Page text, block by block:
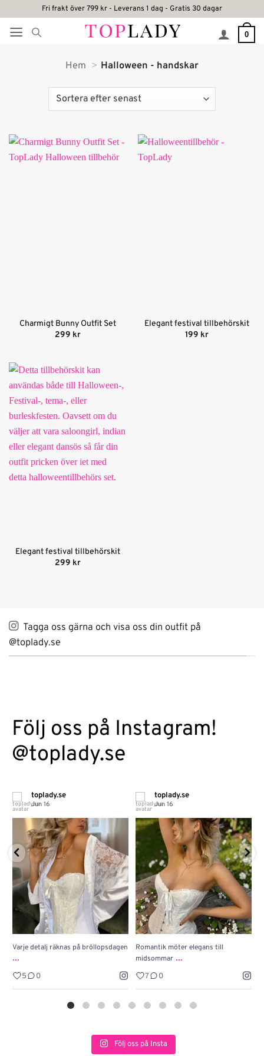
content
Fri frakt över 799 kr - Leverans 1 dag - Gratis 30 dagar
0
Hem Halloween - handskar
Charmigt Bunny Outfit Set
299 kr
Elegant festival tillbehörskit
199 kr
Elegant festival tillbehörskit
299 kr
Tagga oss gärna och visa oss din outfit på
@toplady.se
Följ oss på Instagram!
@toplady.se
toplady.se
Jun 16
Varje detalj räknas på bröllopsdagen
...
5 0
toplady.se
Jun 16
Romantik möter elegans till
midsommar ...
7 0
Följ oss på Insta